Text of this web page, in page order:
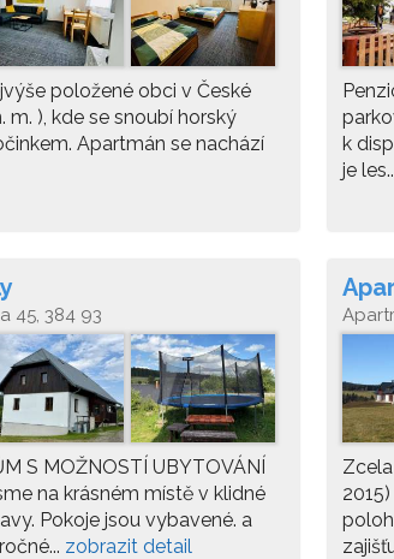
položené obci v České
m. ), kde se snoubí horský
Apartmán se nachází
k
je
45, 384 93
S MOŽNOSTÍ UBYTOVÁNÍ
na krásném místě v klidné
Pokoje jsou vybavené. a
zobrazit detail